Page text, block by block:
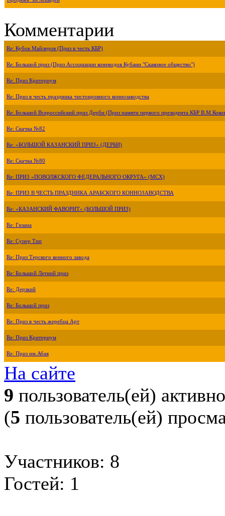
Комментарии
Re: Кубок Майлеров (Приз в честь КБР)
Re: Большой приз (Приз Ассоциации коневодов Кубани "Скаковое общество")
Re: Приз Критериум
Re: Приз в честь праздника чистокровного коннозаводства
Re: Большой Всероссийский приз Дерби (Приз памяти первого президента КБР
Re: Скачка №82
Re: «БОЛЬШОЙ КАЗАНСКИЙ ПРИЗ» (ДЕРБИ)
Re: Скачка №80
Re: ПРИЗ «ПОВОЛЖСКОГО ФЕДЕРАЛЬНОГО ОКРУГА» (МСХ)
Re: ПРИЗ В ЧЕСТЬ ПРАЗДНИКА АРАБСКОГО КОННОЗАВОДСТВА
Re: «КАЗАНСКИЙ ФАВОРИТ» (БОЛЬШОЙ ПРИЗ)
Re: Гизана
Re: Супер Тип
Re: Приз Терского конного завода
Re: Большой Летний приз
Re: Дерзкий
Re: Большой приз
Re: Приз в честь жеребца Арт
Re: Приз Критериум
Re: Приз им.Абая
На сайте
9 пользователь(ей) активно
(5 пользователь(ей)
Участников: 8
Гостей: 1